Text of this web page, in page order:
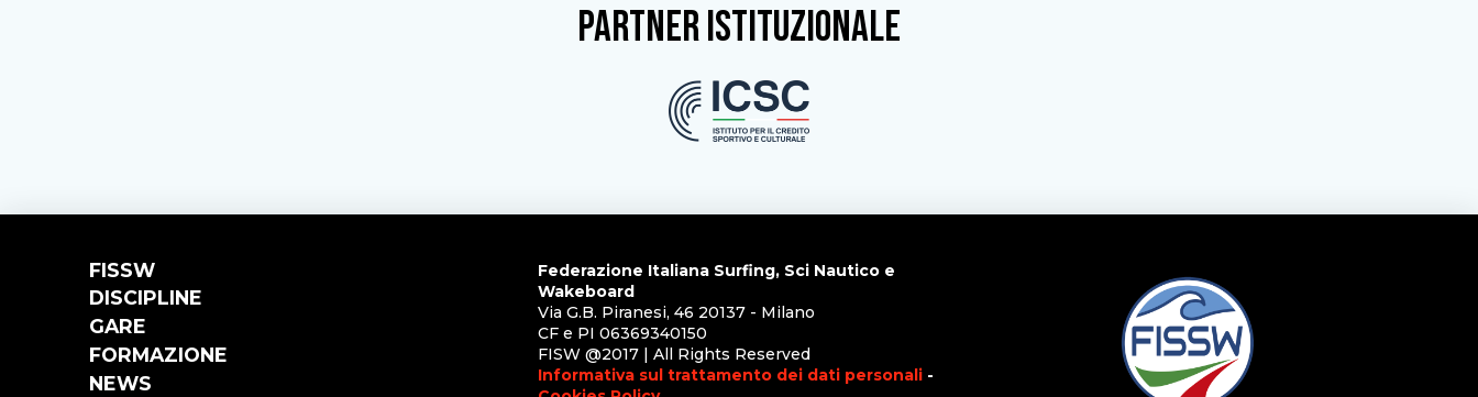
partner istituzionale
FISSW
DISCIPLINE
GARE
FORMAZIONE
NEWS
Federazione Italiana Surfing, Sci Nautico e
Wakeboard
Via G.B. Piranesi, 46 20137 - Milano
CF e PI 06369340150
FISW @2017 | All Rights Reserved
Informativa sul trattamento dei dati personali-